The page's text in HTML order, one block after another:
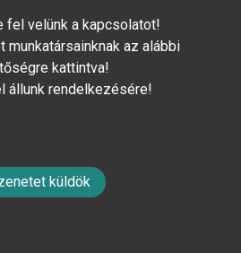
fel velünk a kapcsolatot!
munkatársainknak az alábbi
kattintva!
állunk rendelkezésére!
küldök